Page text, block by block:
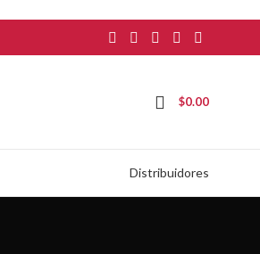
$0.00
Distribuidores